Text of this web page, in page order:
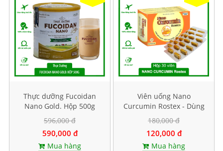
Thực dưỡng Fucoidan
Nano Gold. Hộp 500g
596,000 đ
590,000 đ
Mua hàng
Viên uống Nano
Curcumin Rostex - Dùng
cho người bị bệnh dạ
dày. Hộp 30 viên
180,000 đ
120,000 đ
Mua hàng